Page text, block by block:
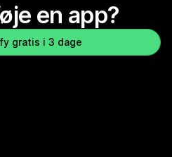
en app?
gratis i 3 dage